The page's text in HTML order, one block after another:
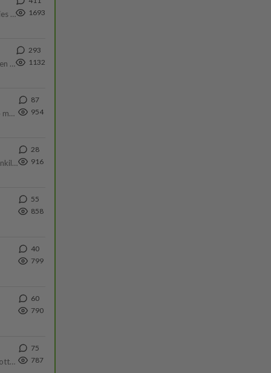
Siinäpä se kysymys on otsikossa. Mitäpä siis tuot/toisit pöytään parisuhteessa? Oletko mies vai nainen? Koetko sen mitä
1693
https://www.iltalehti.fi/viihdeuutiset/a/c46da6ab-340f-4790-aaa7-0865eed2336 Yrityksen konkurssihakemus on tullut kärä
293
1132
Hesarissa päivitellään lapset joutuu nyt kulkemaan 2 km kouluun jösses. Ruostefillarilla tuo matka menee vaikka miten äk
87
954
Martina Aitolehti on seurattu julkisuuden henkilö. Lähipiiriin mahtuu muitakin tunnettuja henkilöitä. Tiesitkö, että Ma
28
916
55
858
40
799
60
790
Olipa hyvä kirjoitus, kiitos. Ongelmat mitkä nostat esille on todellisia ja tämä ylimielisyys totta ja se näkyy kaikessa
75
787